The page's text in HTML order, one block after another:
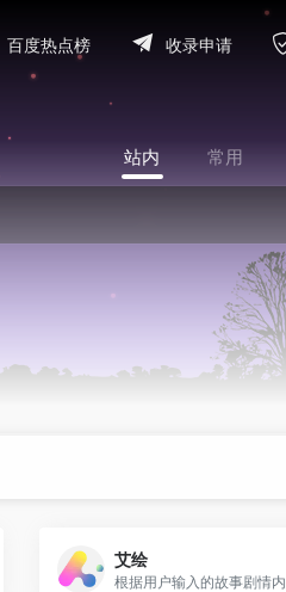
百度热点榜 收录申请
站内 常用
艾绘